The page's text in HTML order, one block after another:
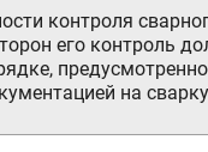
контроля
его контроль
на